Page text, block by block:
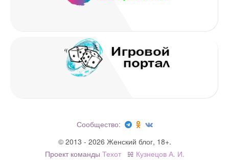
Email*
Сообщество:
© 2013 - 2026 Женский блог, 18+.
Проект команды Техот 𝌴 Кузнецов А. И.